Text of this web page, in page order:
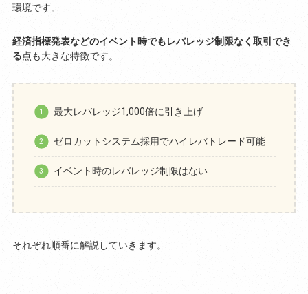
環境です。
経済指標発表などのイベント時でもレバレッジ制限なく取引でき
る点も大きな特徴です。
最大レバレッジ1,000倍に引き上げ
ゼロカットシステム採用でハイレバトレード可能
イベント時のレバレッジ制限はない
それぞれ順番に解説していきます。